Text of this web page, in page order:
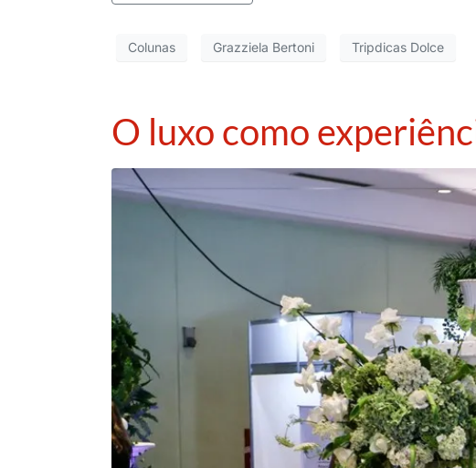
Colunas Grazziela Bertoni Tripdicas Dolce
O luxo como